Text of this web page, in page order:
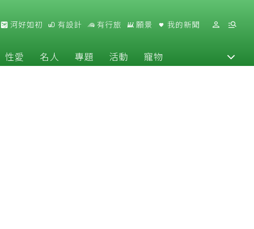
河好如初 有設計 有行旅 願景 我的新聞
性愛 名人 專題 活動 寵物